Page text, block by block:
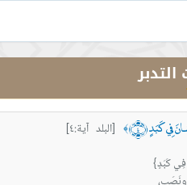
فِي كَبَدٍ ﴿٤﴾ ﴾
[البلد آية:٤]